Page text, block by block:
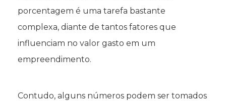
porcentagem é uma tarefa bastante
complexa, diante de tantos fatores que
influenciam no valor gasto em um
empreendimento.
Contudo, alguns números podem ser tomados